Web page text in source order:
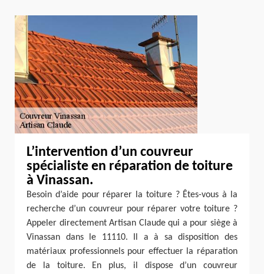
L’intervention d’un couvreur
spécialiste en réparation de toiture
à Vinassan.
Besoin d’aide pour réparer la toiture ? Êtes-vous à la
recherche d’un couvreur pour réparer votre toiture ?
Appeler directement Artisan Claude qui a pour siège à
Vinassan dans le 11110. Il a à sa disposition des
matériaux professionnels pour effectuer la réparation
de la toiture. En plus, il dispose d’un couvreur